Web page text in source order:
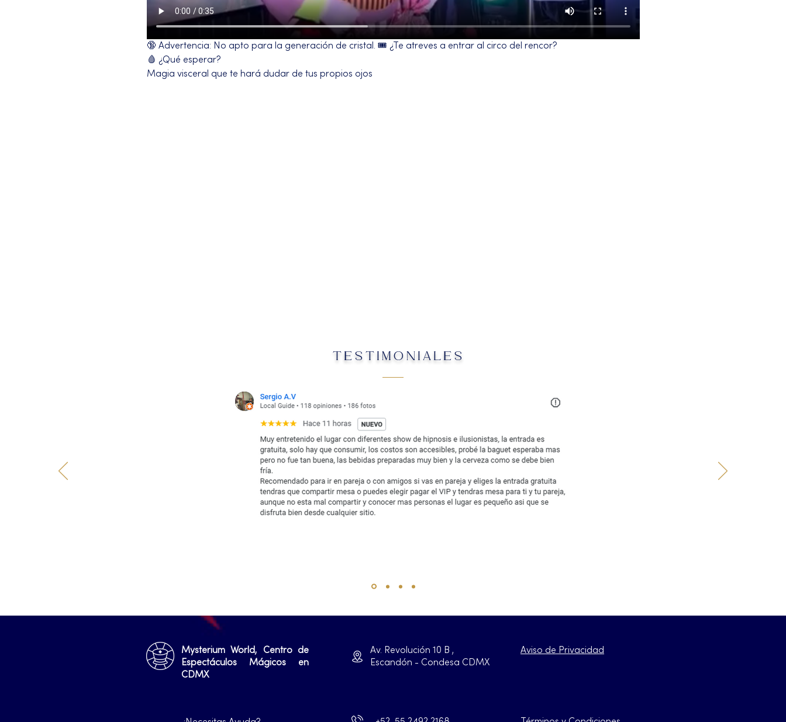
🔞 Advertencia: No apto para la generación de cristal. 🎟️ ¿Te atreves a entrar al circo del rencor?
🩸 ¿Qué esperar?
Magia visceral que te hará dudar de tus propios ojos
TESTIMONIALES
Mysterium World, Centro de
Espectáculos Mágicos en
CDMX
Av. Revolución 10 B ,
Escandón - Condesa CDMX
Aviso de Privacidad